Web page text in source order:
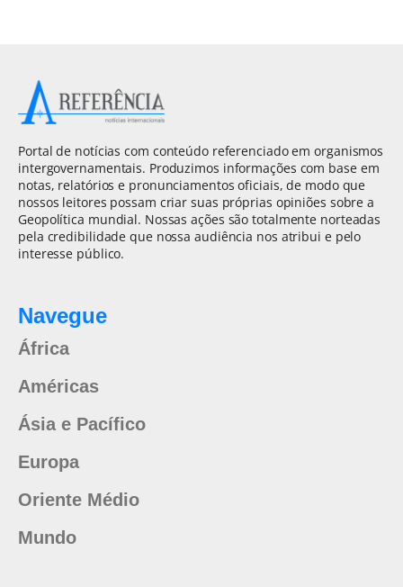
Portal de notícias com conteúdo referenciado em organismos
intergovernamentais. Produzimos informações com base em
notas, relatórios e pronunciamentos oficiais, de modo que
nossos leitores possam criar suas próprias opiniões sobre a
Geopolítica mundial. Nossas ações são totalmente norteadas
pela credibilidade que nossa audiência nos atribui e pelo
interesse público.
Navegue
África
Américas
Ásia e Pacífico
Europa
Oriente Médio
Mundo